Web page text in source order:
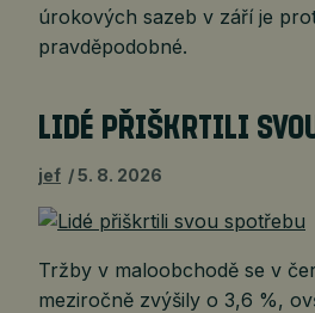
úrokových sazeb v září je
pravděpodobné.
LIDÉ PŘIŠKRTILI
jef 5. 8. 2026
Tržby v maloobchodě se v
meziročně zvýšily o 3,6 %,